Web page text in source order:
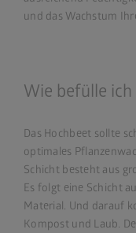
und das Wachstum
Wie befülle
Das Hochbeet sollte
optimales
Schicht besteht aus
Es folgt eine Schicht
Material. Und darauf
Kompost und Laub.